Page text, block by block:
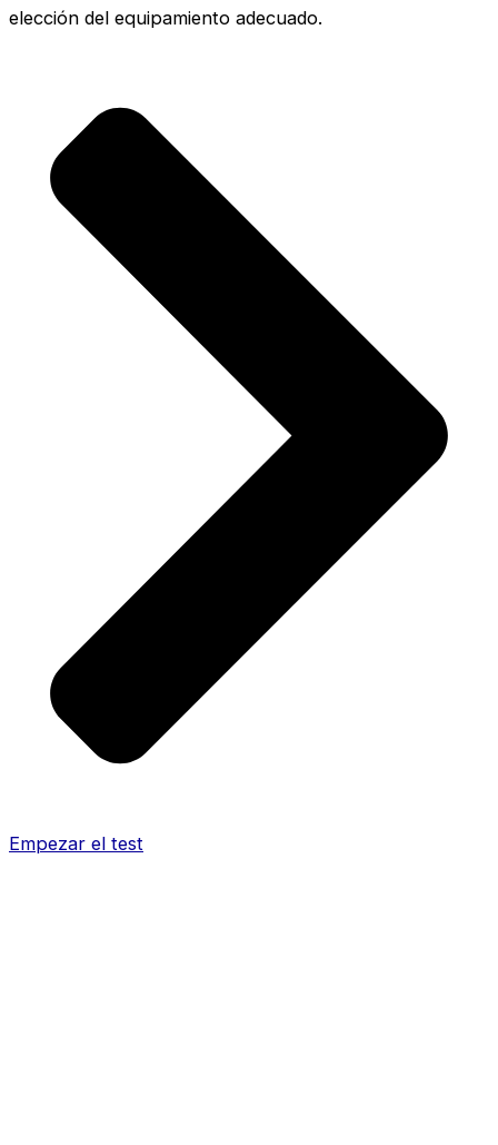
elección del equipamiento adecuado.
Empezar el test